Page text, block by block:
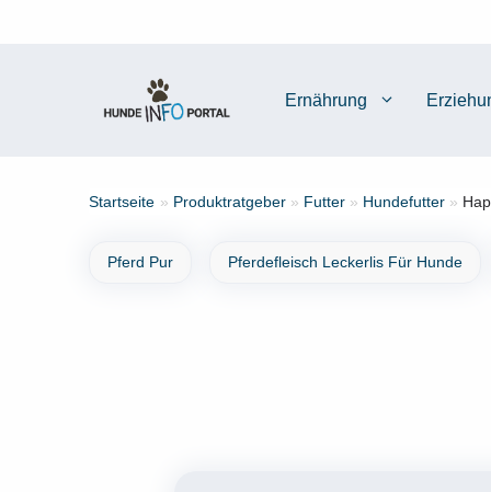
Ernährung
Startseite » Produktratgeber » Futter » Hundefutter »
Pferd Pur Pferdefleisch Leckerlis Für Hunde